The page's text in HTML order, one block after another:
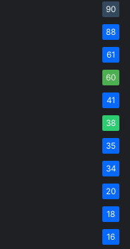
90
88
61
60
41
38
35
34
20
18
16